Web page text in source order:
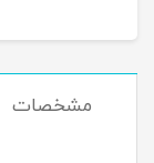
مشخصات